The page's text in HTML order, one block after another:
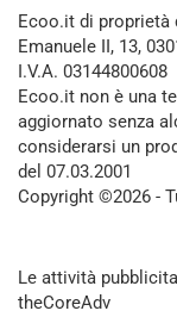
Ecoo.it di proprietà
Emanuele II, 13,
I.V.A. 03144800608
Ecoo.it non è una
aggiornato senza
considerarsi un
del 07.03.2001
Copyright ©2026 -
Le attività
theCoreAdv